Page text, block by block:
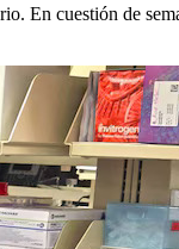
En cuestión de